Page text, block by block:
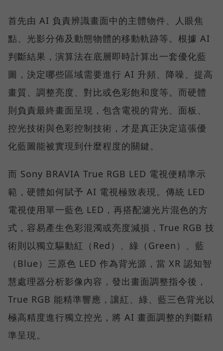
首先由 AI 負責辨識畫面中的主體物件、人眼焦
點、光影分佈及動態物體的移動軌跡等。根據 AI
判斷結果，演算法在底層即時計算出一套優化藍
圖，決定哪些區域需要進行 AI 升頻、降噪、提高
畫質、調整亮度、對比或色彩飽和度等。而硬體
則負責最終畫面呈現，包含電視的背光、面板、
控光技術與色彩控制技術，才是真正決定這張優
化藍圖能被實現到什麼程度的關鍵。
而 Sony BRAVIA True RGB LED 電視便精準示
範，硬體如何賦予 AI 電視極致表現。傳統 LED
電視使用單一藍色 LED，再搭配濾光片混色的方
式，容易產生色彩混濁或亮度減損，True RGB 技
術則以獨立驅動紅（Red）、綠（Green）、藍
（Blue）三原色 LED 作為背光源，當 XR 認知智
慧處理器分析影像內容，發出畫面調整指令後，
True RGB 能精準響應，讓紅、綠、藍三色背光以
極高精度進行獨立控光，將 AI 畫面調整的判斷精
準呈現。